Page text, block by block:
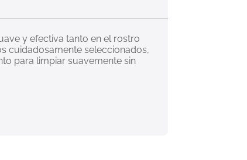
y efectiva tanto en el rostro
cuidadosamente seleccionados,
para limpiar suavemente sin